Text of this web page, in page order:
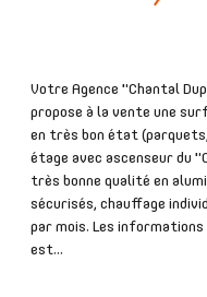
Votre Agence "Chantal
propose à la vente une
en très bon état
étage avec ascenseur du
très bonne qualité en
sécurisés, chauffage
par mois. Les informations
est...